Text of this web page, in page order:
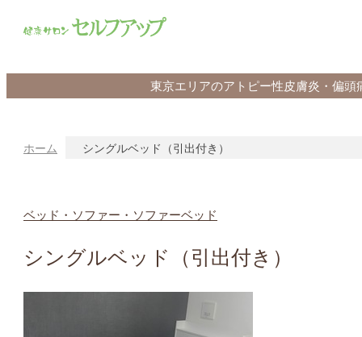
東京エリアのアトピー性皮膚炎・偏頭
ホーム シングルベッド（引出付き）
ベッド・ソファー・ソファーベッド
シングルベッド（引出付き）